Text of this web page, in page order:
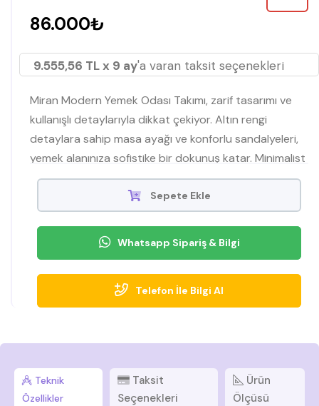
86.000₺
9.555,56 TL x 9 ay'a varan taksit seçenekleri
Miran Modern Yemek Odası Takımı, zarif tasarımı ve
kullanışlı detaylarıyla dikkat çekiyor. Altın rengi
detaylara sahip masa ayağı ve konforlu sandalyeleri,
yemek alanınıza sofistike bir dokunuş katar. Minimalist
görünümü ve şık aynasıyla modern tarzı vurgulayan
bu set, evinizin atmosferini tamamlar.
Sepete Ekle
Whatsapp Sipariş & Bilgi
Telefon İle Bilgi Al
Teknik
Özellikler
Taksit
Seçenekleri
Ürün
Ölçüsü